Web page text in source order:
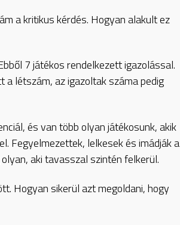
a kritikus kérdés. Hogyan alakult ez
7 játékos rendelkezett igazolással.
létszám, az igazoltak száma pedig
és van több olyan játékosunk, akik
Fegyelmezettek, lelkesek és imádják a
aki tavasszal szintén felkerül.
Hogyan sikerül azt megoldani, hogy